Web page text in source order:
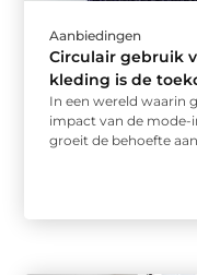
Aanbiedingen
Circulair gebruik
kleding is de
In een wereld waarin
impact van de mode-
groeit de behoefte aan